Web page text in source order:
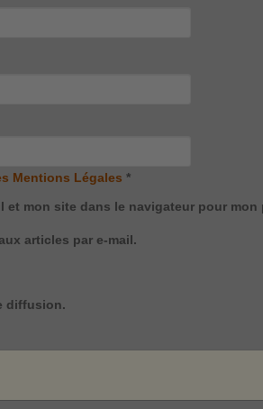
Mentions Légales *
et mon site dans le navigateur pour mon
articles par e-mail.
diffusion.